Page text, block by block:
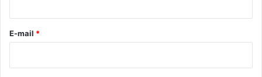
*
E-mail *